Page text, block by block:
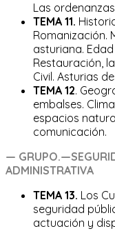
Las
TEMA 11.
Romanización.
asturiana. Edad
Restauración,
Civil. Asturias
TEMA 12.
embalses.
espacios
comunicación.
—
ADMINISTRATIVA
TEMA 13. Los
seguridad
actuación y